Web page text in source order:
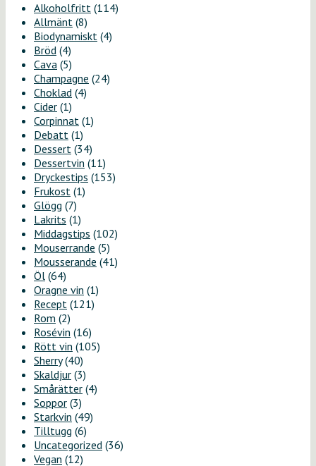
Alkoholfritt (114)
Allmänt (8)
Biodynamiskt (4)
Bröd (4)
Cava (5)
Champagne (24)
Choklad (4)
Cider (1)
Corpinnat (1)
Debatt (1)
Dessert (34)
Dessertvin (11)
Dryckestips (153)
Frukost (1)
Glögg (7)
Lakrits (1)
Middagstips (102)
Mouserrande (5)
Mousserande (41)
Öl (64)
Oragne vin (1)
Recept (121)
Rom (2)
Rosévin (16)
Rött vin (105)
Sherry(40)
Skaldjur (3)
Smårätter (4)
Soppor (3)
Starkvin (49)
Tilltugg (6)
Uncategorized (36)
Vegan (12)